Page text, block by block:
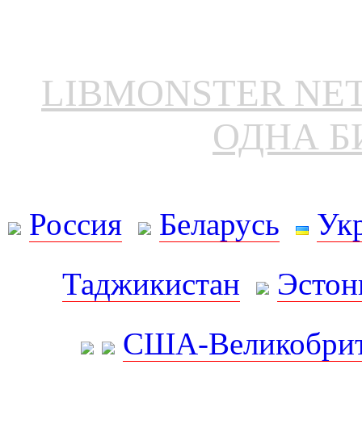
LIBMONSTER
ОДНА
Россия Беларусь
Таджикистан
США-